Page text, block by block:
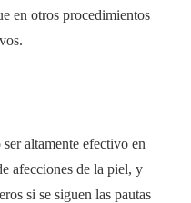
en otros procedimientos
altamente efectivo en
afecciones de la piel, y
si se siguen las pautas